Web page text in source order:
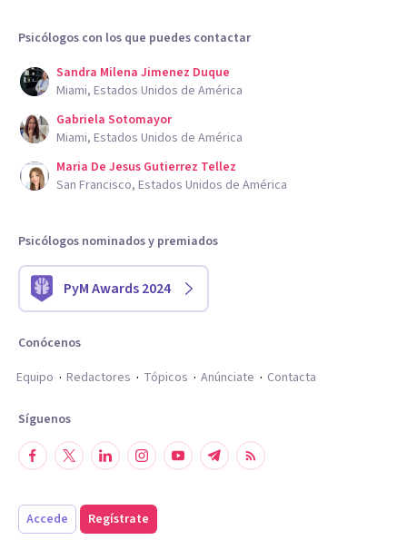
Psicólogos con los que puedes contactar
Sandra Milena Jimenez Duque
Miami, Estados Unidos de América
Gabriela Sotomayor
Miami, Estados Unidos de América
Maria De Jesus Gutierrez Tellez
San Francisco, Estados Unidos de América
Psicólogos nominados y premiados
PyM Awards 2024
Conócenos
Equipo
Redactores Tópicos Anúnciate Contacta
Síguenos
Accede Regístrate